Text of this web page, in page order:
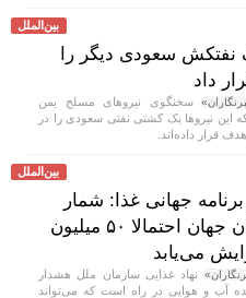
بین‌الملل
نفتکش سعودی دیگر را
داد
سخنگوی نیروهای مسلح یمن
این نیروها یک کشتی نفتی سعودی را در
قرار داده‌اند.
بین‌الملل
جهانی غذا: شمار
گرسنگان جهان احتمالا ۵۰ میلیون
می‌یابد
نهاد غذایی سازمان ملل هشدار
آب و هوایی در راه است که می‌تواند